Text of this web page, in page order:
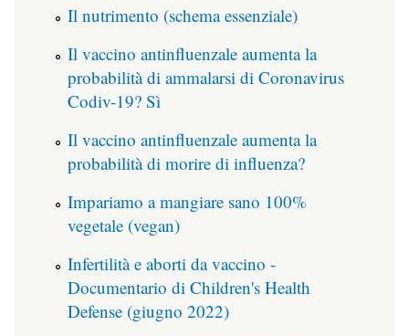
Il nutrimento (schema essenziale)
Il vaccino antinfluenzale aumenta la
probabilità di ammalarsi di Coronavirus
Codiv-19? Sì
Il vaccino antinfluenzale aumenta la
probabilità di morire di influenza?
Impariamo a mangiare sano 100%
vegetale (vegan)
Infertilità e aborti da vaccino -
Documentario di Children's Health
Defense (giugno 2022)